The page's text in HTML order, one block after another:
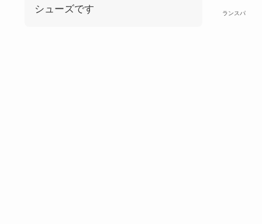
ランスパ
シューズです